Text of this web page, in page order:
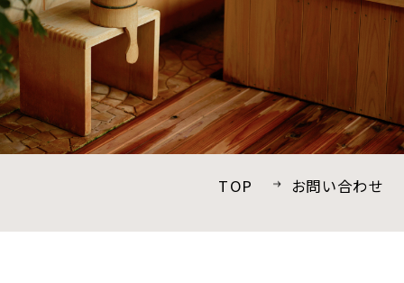
温泉 お部屋
ネムノキ茶屋 新着情報
アクセス よくあるご質問
TOP お問い合わせ